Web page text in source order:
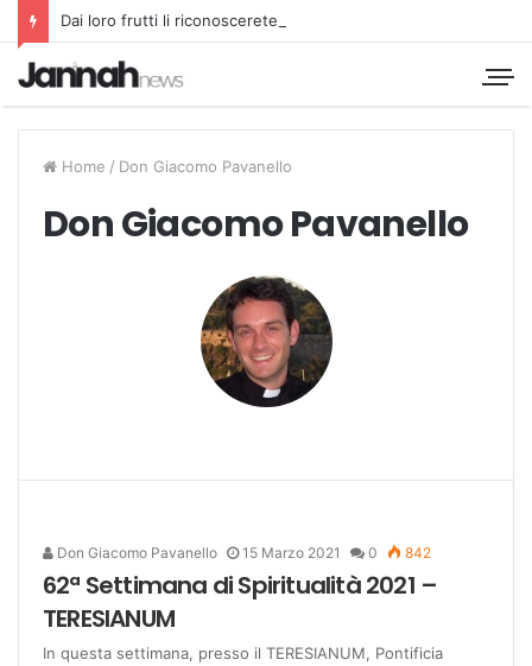
Dai loro frutti li riconoscerete
Home / Don Giacomo Pavanello
Don Giacomo Pavanello
Don Giacomo Pavanello 15 Marzo 2021 0 842
62ª Settimana di Spiritualità 2021 –
TERESIANUM
In questa settimana, presso il TERESIANUM, Pontificia